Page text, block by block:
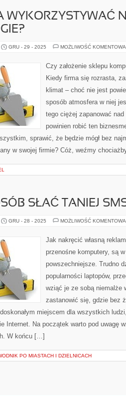
WYKORZYSTYWAĆ
GRU - 29 - 2025 MOŻLIWOŚĆ
Czy założenie sklepu
Kiedy firma się rozrasta,
klimat – choć nie jest
sposób atmosfera w niej
tego ciężej zapanować
powinien robić ten
sprawić, że będzie mógł bez
w swojej firmie? Cóż, weźmy
SŁAĆ TANIEJ
GRU - 28 - 2025 MOŻLIWOŚĆ
Jak nakręcić własną
przenośne komputery, są
powszechniejsze. Trudno
popularności laptopów,
wziąć je ze sobą niemalże
zastanowić się, gdzie bez
miejscem dla wszystkich
Internet. Na początek warto pod uwagę
W końcu […]
PO MIASTACH I DZIELNICACH